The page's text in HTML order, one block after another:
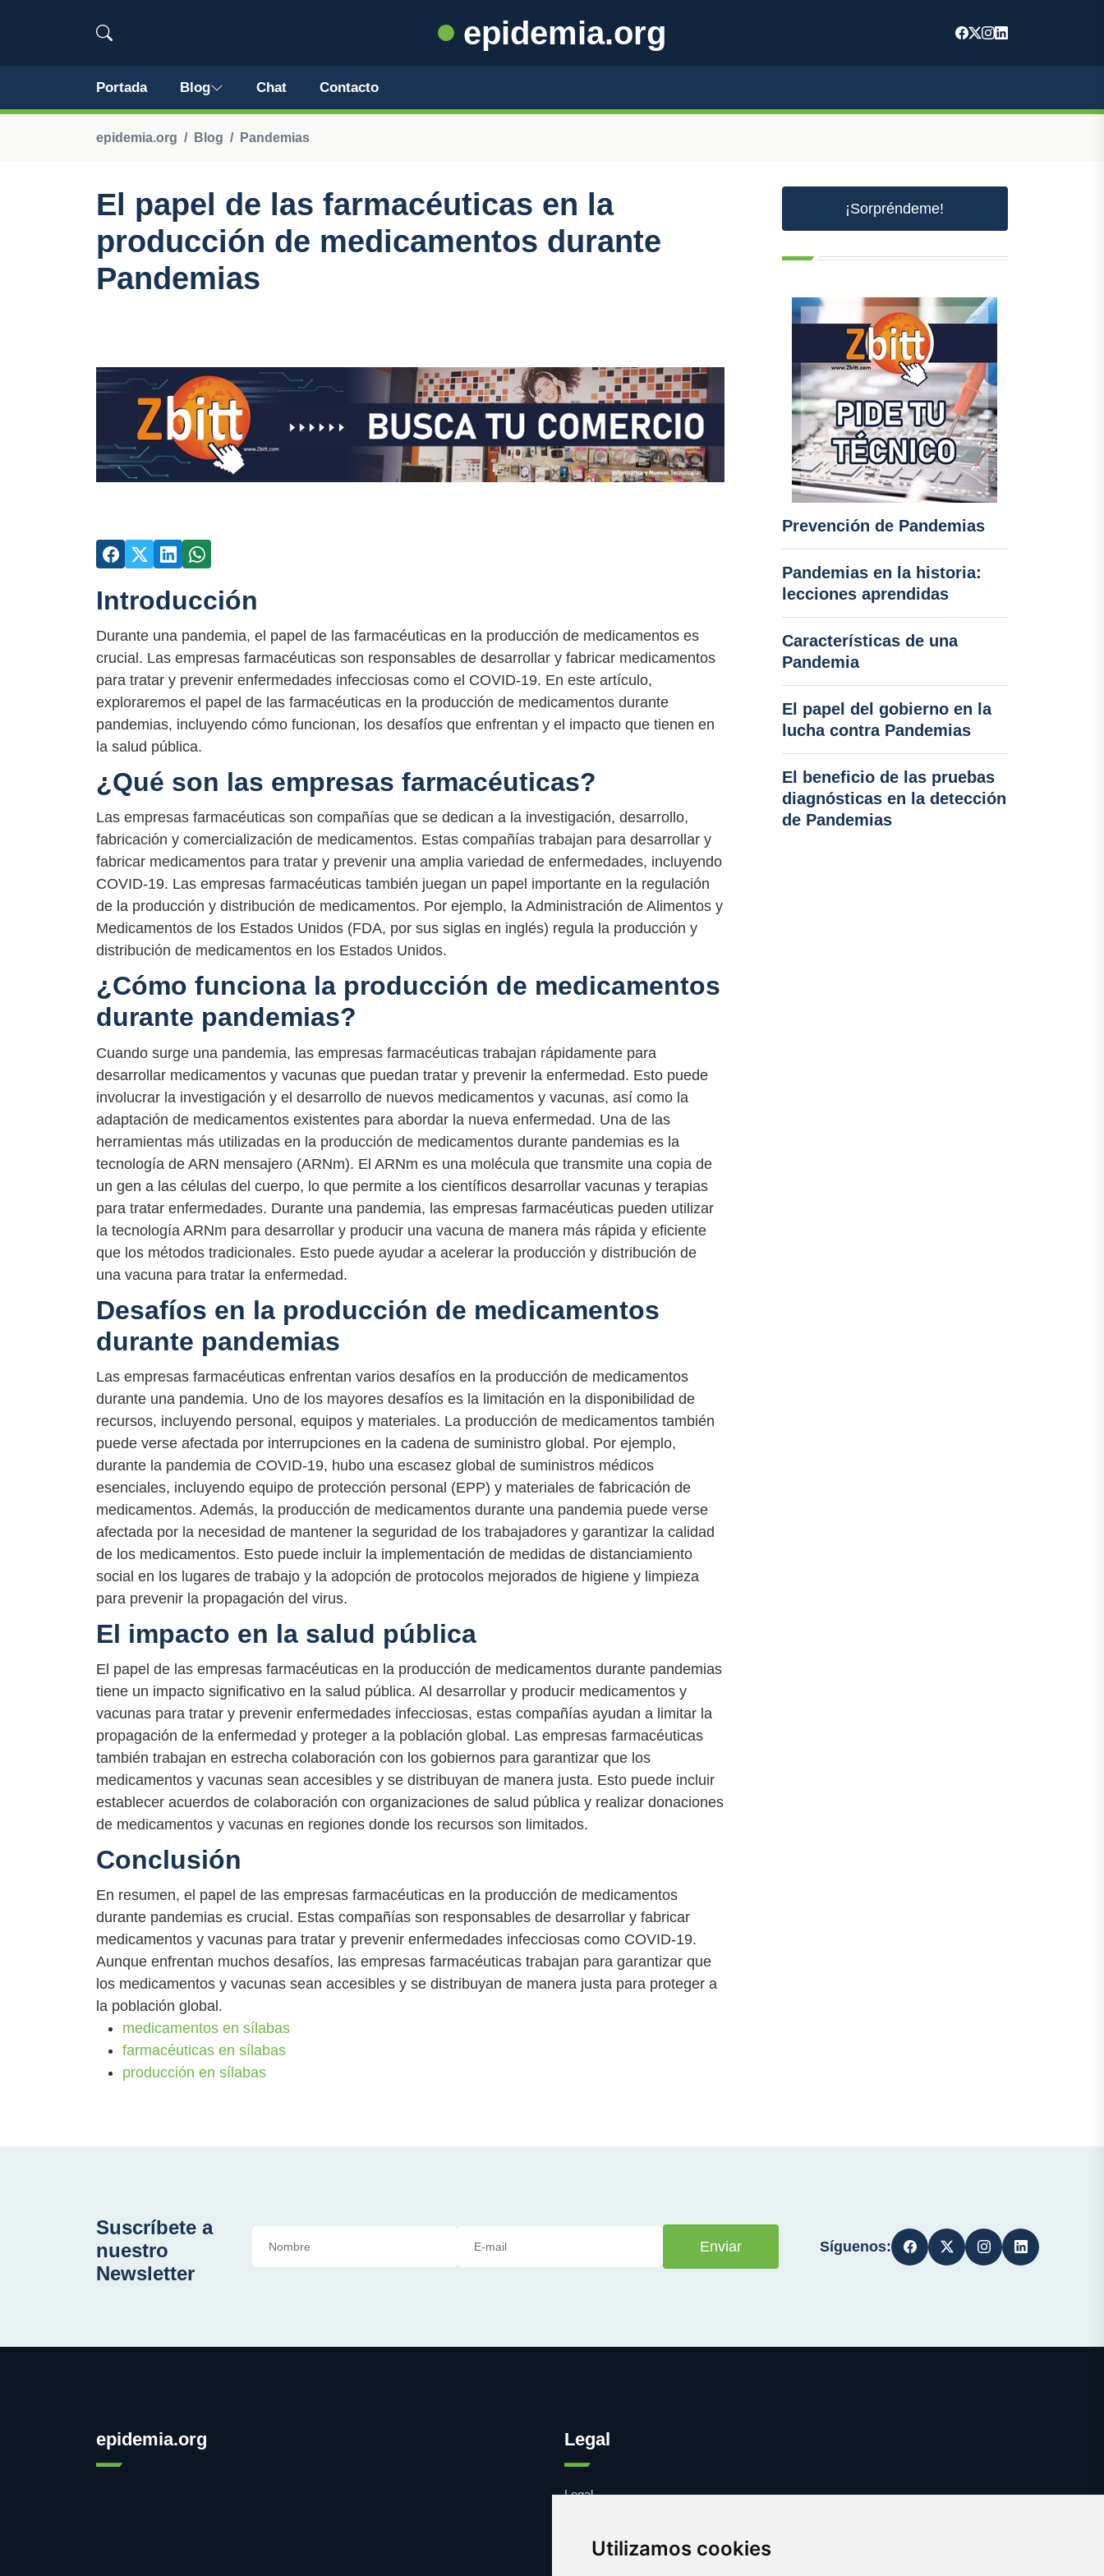
Utilizamos cookies
epidemia.org
Portada Blog Chat Contacto
epidemia.org Blog Pandemias
El papel de las farmacéuticas en la
producción de medicamentos durante
Pandemias
Introducción
Durante una pandemia, el papel de las farmacéuticas en la producción de medicamentos es
crucial. Las empresas farmacéuticas son responsables de desarrollar y fabricar medicamentos
para tratar y prevenir enfermedades infecciosas como el COVID-19. En este artículo,
exploraremos el papel de las farmacéuticas en la producción de medicamentos durante
pandemias, incluyendo cómo funcionan, los desafíos que enfrentan y el impacto que tienen en
la salud pública.
¿Qué son las empresas farmacéuticas?
Las empresas farmacéuticas son compañías que se dedican a la investigación, desarrollo,
fabricación y comercialización de medicamentos. Estas compañías trabajan para desarrollar y
fabricar medicamentos para tratar y prevenir una amplia variedad de enfermedades, incluyendo
COVID-19. Las empresas farmacéuticas también juegan un papel importante en la regulación
de la producción y distribución de medicamentos. Por ejemplo, la Administración de Alimentos y
Medicamentos de los Estados Unidos (FDA, por sus siglas en inglés) regula la producción y
distribución de medicamentos en los Estados Unidos.
¿Cómo funciona la producción de medicamentos
durante pandemias?
Cuando surge una pandemia, las empresas farmacéuticas trabajan rápidamente para
desarrollar medicamentos y vacunas que puedan tratar y prevenir la enfermedad. Esto puede
involucrar la investigación y el desarrollo de nuevos medicamentos y vacunas, así como la
adaptación de medicamentos existentes para abordar la nueva enfermedad. Una de las
herramientas más utilizadas en la producción de medicamentos durante pandemias es la
tecnología de ARN mensajero (ARNm). El ARNm es una molécula que transmite una copia de
un gen a las células del cuerpo, lo que permite a los científicos desarrollar vacunas y terapias
para tratar enfermedades. Durante una pandemia, las empresas farmacéuticas pueden utilizar
la tecnología ARNm para desarrollar y producir una vacuna de manera más rápida y eficiente
que los métodos tradicionales. Esto puede ayudar a acelerar la producción y distribución de
una vacuna para tratar la enfermedad.
Desafíos en la producción de medicamentos
durante pandemias
Las empresas farmacéuticas enfrentan varios desafíos en la producción de medicamentos
durante una pandemia. Uno de los mayores desafíos es la limitación en la disponibilidad de
recursos, incluyendo personal, equipos y materiales. La producción de medicamentos también
puede verse afectada por interrupciones en la cadena de suministro global. Por ejemplo,
durante la pandemia de COVID-19, hubo una escasez global de suministros médicos
esenciales, incluyendo equipo de protección personal (EPP) y materiales de fabricación de
medicamentos. Además, la producción de medicamentos durante una pandemia puede verse
afectada por la necesidad de mantener la seguridad de los trabajadores y garantizar la calidad
de los medicamentos. Esto puede incluir la implementación de medidas de distanciamiento
social en los lugares de trabajo y la adopción de protocolos mejorados de higiene y limpieza
para prevenir la propagación del virus.
El impacto en la salud pública
El papel de las empresas farmacéuticas en la producción de medicamentos durante pandemias
tiene un impacto significativo en la salud pública. Al desarrollar y producir medicamentos y
vacunas para tratar y prevenir enfermedades infecciosas, estas compañías ayudan a limitar la
propagación de la enfermedad y proteger a la población global. Las empresas farmacéuticas
también trabajan en estrecha colaboración con los gobiernos para garantizar que los
medicamentos y vacunas sean accesibles y se distribuyan de manera justa. Esto puede incluir
establecer acuerdos de colaboración con organizaciones de salud pública y realizar donaciones
de medicamentos y vacunas en regiones donde los recursos son limitados.
Conclusión
En resumen, el papel de las empresas farmacéuticas en la producción de medicamentos
durante pandemias es crucial. Estas compañías son responsables de desarrollar y fabricar
medicamentos y vacunas para tratar y prevenir enfermedades infecciosas como COVID-19.
Aunque enfrentan muchos desafíos, las empresas farmacéuticas trabajan para garantizar que
los medicamentos y vacunas sean accesibles y se distribuyan de manera justa para proteger a
la población global.
medicamentos en sílabas
farmacéuticas en sílabas
producción en sílabas
¡Sorpréndeme!
Prevención de Pandemias
Pandemias en la historia:
lecciones aprendidas
Características de una
Pandemia
El papel del gobierno en la
lucha contra Pandemias
El beneficio de las pruebas
diagnósticas en la detección
de Pandemias
Suscríbete a
nuestro
Newsletter
Enviar Síguenos:
epidemia.org Legal
Legal
Contacto